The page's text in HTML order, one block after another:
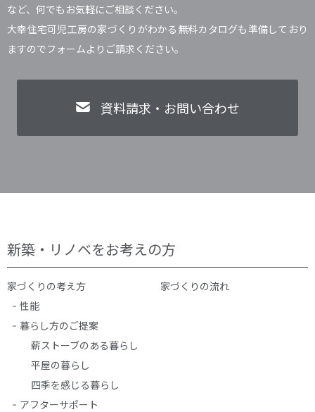
など、何でもお気軽にご相談ください。
大幸住宅可児工房の家づくりがわかる無料カタログも準備しており
ますのでフォームよりご請求ください。
資料請求・お問い合わせ
新築・リノベをお考えの方
家づくりの考え方
性能
暮らし方のご提案
薪ストーブのある暮らし
平屋の暮らし
四季を感じる暮らし
アフターサポート
家づくりの流れ